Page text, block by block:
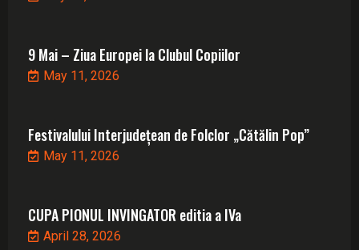
9 Mai – Ziua Europei la Clubul Copiilor
May 11, 2026
Festivalului Interjudețean de Folclor „Cătălin Pop”
May 11, 2026
CUPA PIONUL INVINGATOR editia a IVa
April 28, 2026